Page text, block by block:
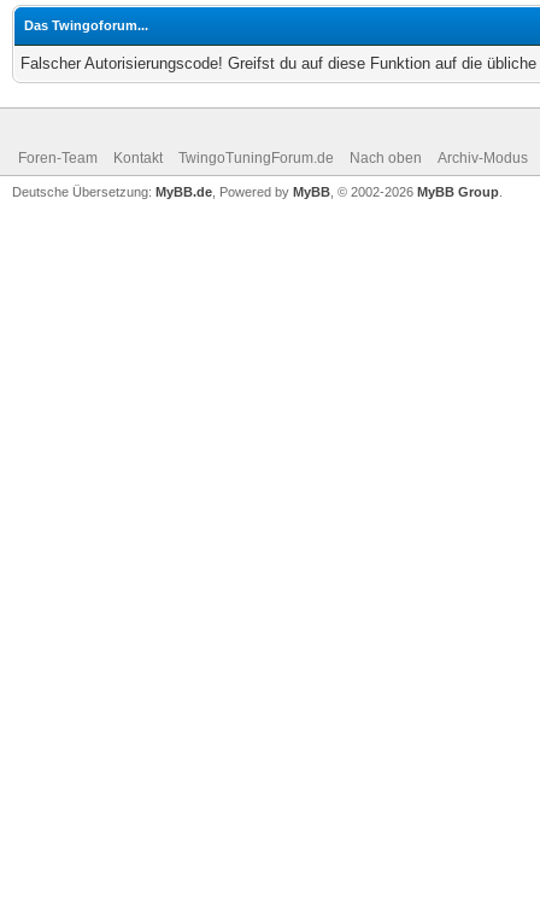
Das Twingoforum...
Falscher Autorisierungscode! Greifst du auf diese Funktion auf die
Foren-Team Kontakt TwingoTuningForum.de Nach oben Archiv-Modus
Deutsche Übersetzung: MyBB.de , Powered by MyBB , © 2002-2026 MyBB Group